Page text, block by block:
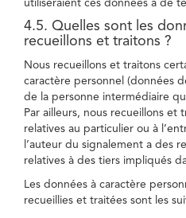
utiliseraient ces données à de
4.5. Quelles sont les
recueillons et traitons ?
Nous recueillons et traitons
caractère personnel (données
de la personne intermédiaire
Par ailleurs, nous recueillons et
relatives au particulier ou à
l’auteur du signalement a des
relatives à des tiers impliqués
Les données à caractère
recueillies et traitées sont les